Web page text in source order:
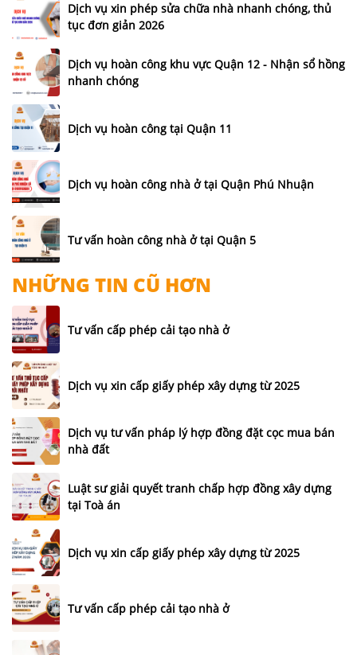
Dịch vụ xin phép sửa chữa nhà nhanh chóng, thủ
tục đơn giản 2026
Dịch vụ hoàn công khu vực Quận 12 - Nhận sổ hồng
nhanh chóng
Dịch vụ hoàn công tại Quận 11
Dịch vụ hoàn công nhà ở tại Quận Phú Nhuận
Tư vấn hoàn công nhà ở tại Quận 5
NHỮNG TIN CŨ HƠN
Tư vấn cấp phép cải tạo nhà ở
Dịch vụ xin cấp giấy phép xây dựng từ 2025
Dịch vụ tư vấn pháp lý hợp đồng đặt cọc mua bán
nhà đất
Luật sư giải quyết tranh chấp hợp đồng xây dựng
tại Toà án
Dịch vụ xin cấp giấy phép xây dựng từ 2025
Tư vấn cấp phép cải tạo nhà ở